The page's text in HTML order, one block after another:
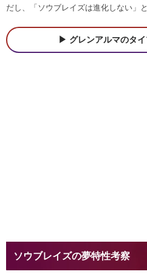
だし、「ソウブレイズは進化しない」
グレンアルマのタ
ソウブレイズの夢特性考察